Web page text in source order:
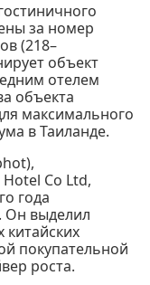
за номер
(218–
объект
отелем
объекта
максимального
в Таиланде.
Co Ltd,
года
Он выделил
китайских
покупательной
роста.